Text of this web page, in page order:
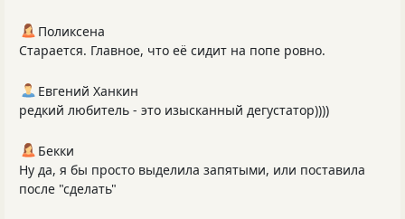
Поликсена
Старается. Главное, что её сидит на попе ровно.
Евгений Ханкин
редкий любитель - это изысканный дегустатор))))
Бекки
Ну да, я бы просто выделила запятыми, или поставила
после "сделать"